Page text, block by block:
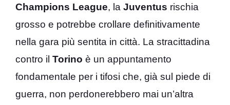
Champions League, la Juventus rischia
grosso e potrebbe crollare definitivamente
nella gara più sentita in città. La stracittadina
contro il Torino è un appuntamento
fondamentale per i tifosi che, già sul piede di
guerra, non perdonerebbero mai un’altra